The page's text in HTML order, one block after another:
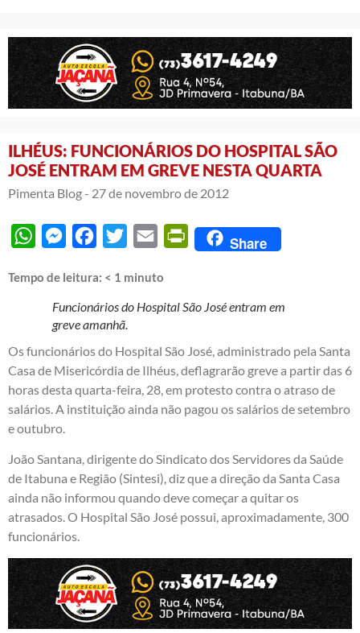
ILHÉUS: FUNCIONÁRIOS DO HOSPITAL SÃO
JOSÉ ENTRAM EM GREVE NESTA QUARTA
Pimenta Blog - 27 de novembro de 2012
WhatsAppMessengerFacebook
Twitter Email PrintFriendly
Share
Tempo de leitura: < 1 minuto
Funcionários do Hospital São José entram em
greve amanhã.
Os funcionários do Hospital São José, administrado pela Santa
Casa de Misericórdia de Ilhéus, deflagrarão greve a partir das 6
horas desta quarta-feira, 28, em protesto contra o atraso de
salários. A instituição ainda não pagou os salários de setembro
e outubro.
João Santana, dirigente do Sindicato dos Servidores da Saúde
de Itabuna e Região (Sintesi), diz que a direção da Santa Casa
ainda não informou quando deve começar a quitar os
atrasados. O Hospital São José possui, aproximadamente, 300
funcionários.